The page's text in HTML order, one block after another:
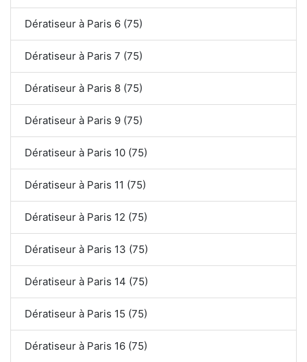
Dératiseur à Paris 6 (75)
Dératiseur à Paris 7 (75)
Dératiseur à Paris 8 (75)
Dératiseur à Paris 9 (75)
Dératiseur à Paris 10 (75)
Dératiseur à Paris 11 (75)
Dératiseur à Paris 12 (75)
Dératiseur à Paris 13 (75)
Dératiseur à Paris 14 (75)
Dératiseur à Paris 15 (75)
Dératiseur à Paris 16 (75)